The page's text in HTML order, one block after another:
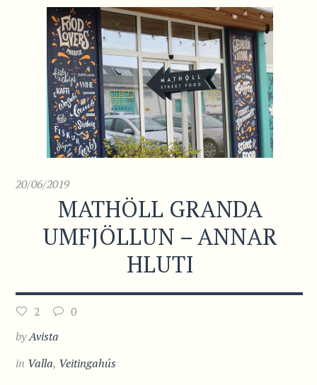
20/06/2019
MATHÖLL GRANDA
UMFJÖLLUN – ANNAR
HLUTI
2 0
byAvista
in Valla, Veitingahús